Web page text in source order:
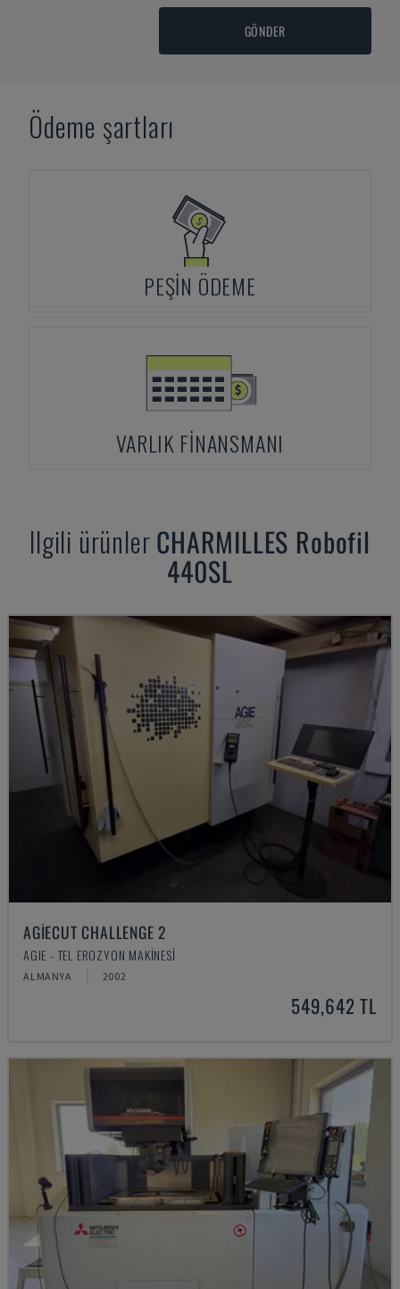
GÖNDER
Ödeme şartları
PEŞIN ÖDEME
VARLIK FINANSMANI
Ilgili ürünlerCHARMILLES Robofil
440SL
AGIECUT CHALLENGE 2
AGIE - TEL EROZYON MAKINESI
ALMANYA 2002
549,642 TL